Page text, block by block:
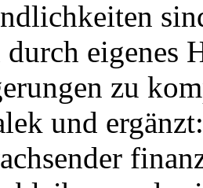
eigenes
zu
und